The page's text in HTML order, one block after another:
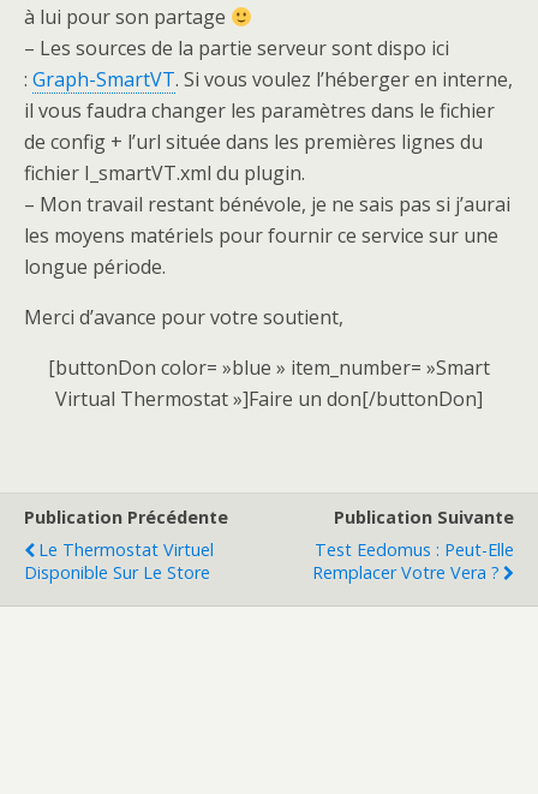
à lui pour son partage
– Les sources de la partie serveur sont dispo ici
: Graph-SmartVT. Si vous voulez l’héberger en interne,
il vous faudra changer les paramètres dans le fichier
de config + l’url située dans les premières lignes du
fichier I_smartVT.xml du plugin.
– Mon travail restant bénévole, je ne sais pas si j’aurai
les moyens matériels pour fournir ce service sur une
longue période.
Merci d’avance pour votre soutient,
[buttonDon color= »blue » item_number= »Smart
Virtual Thermostat »]Faire un don[/buttonDon]
Publication Précédente
Le Thermostat Virtuel
Disponible Sur Le Store
Publication Suivante
Test Eedomus : Peut-Elle
Remplacer Votre Vera ?